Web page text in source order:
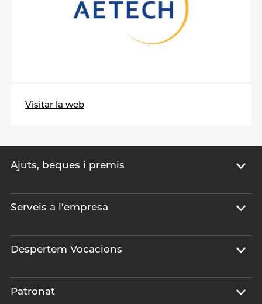
Visitar la web
Ajuts, beques i premis
Serveis a l'empresa
Despertem Vocacions
Patronat